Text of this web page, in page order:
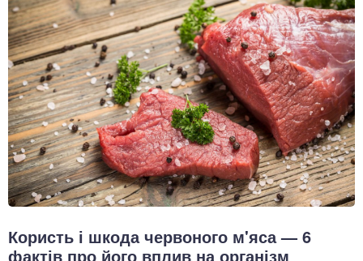
Користь і шкода червоного м'яса — 6
фактів про його вплив на організм